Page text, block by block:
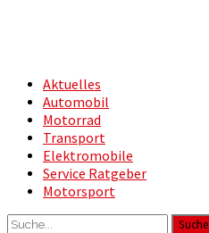
Aktuelles
Automobil
Motorrad
Transport
Elektromobile
Service Ratgeber
Motorsport
Suche